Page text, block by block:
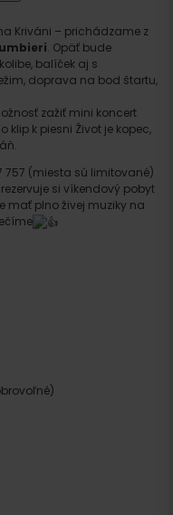
Kriváni – prichádzame z
. Opäť bude
balíček aj s
doprava na bod štartu,
zažiť mini koncert
klip k piesni Život je kopec,
757 (miesta sú limitované)
si víkendový pobyt
mať plno živej muziky na